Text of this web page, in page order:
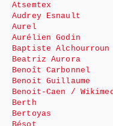
Atsemtex
Audrey Esnault
Aurel
Aurélien Godin
Baptiste Alchourroun
Beatriz Aurora
Benoît Carbonnel
Benoit Guillaume
Benoit-Caen /
Berth
Bertoyas